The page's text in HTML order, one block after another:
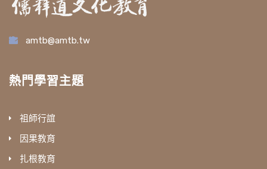
amtb@amtb.tw
熱門學習主題
祖師行誼
因果教育
扎根教育